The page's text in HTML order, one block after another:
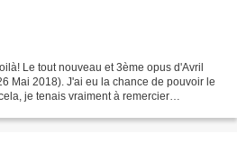
Le tout nouveau et 3ème opus d'Avril
Mai 2018). J'ai eu la chance de pouvoir le
je tenais vraiment à remercier